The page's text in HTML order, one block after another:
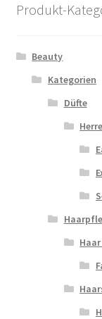
Produkt-
Beauty
Kategorien
Düfte